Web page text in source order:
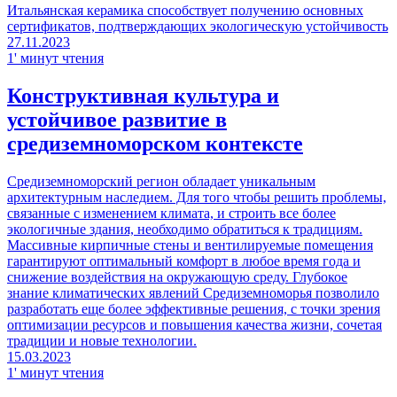
Итальянская керамика способствует получению основных
сертификатов, подтверждающих экологическую устойчивость
27.11.2023
1' минут чтения
Конструктивная культура и
устойчивое развитие в
средиземноморском контексте
Средиземноморский регион обладает уникальным
архитектурным наследием. Для того чтобы решить проблемы,
связанные с изменением климата, и строить все более
экологичные здания, необходимо обратиться к традициям.
Массивные кирпичные стены и вентилируемые помещения
гарантируют оптимальный комфорт в любое время года и
снижение воздействия на окружающую среду. Глубокое
знание климатических явлений Средиземноморья позволило
разработать еще более эффективные решения, с точки зрения
оптимизации ресурсов и повышения качества жизни, сочетая
традиции и новые технологии.
15.03.2023
1' минут чтения